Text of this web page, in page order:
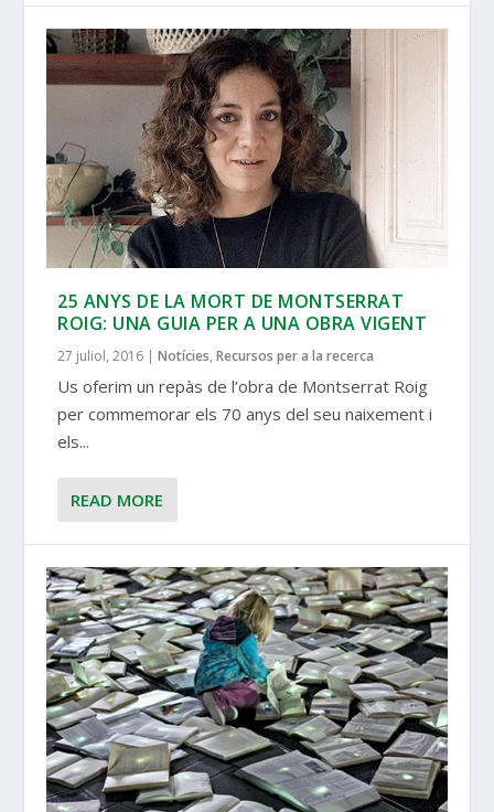
25 ANYS DE LA MORT DE MONTSERRAT
ROIG: UNA GUIA PER A UNA OBRA VIGENT
27 juliol, 2016 |Notícies,Recursos per a la recerca
Us oferim un repàs de l’obra de Montserrat Roig
per commemorar els 70 anys del seu naixement i
els...
READ MORE